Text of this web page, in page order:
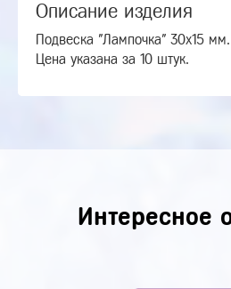
Описание изделия
Подвеска "Лампочка" 30х15
Цена указана за 10 штук.
Интересное